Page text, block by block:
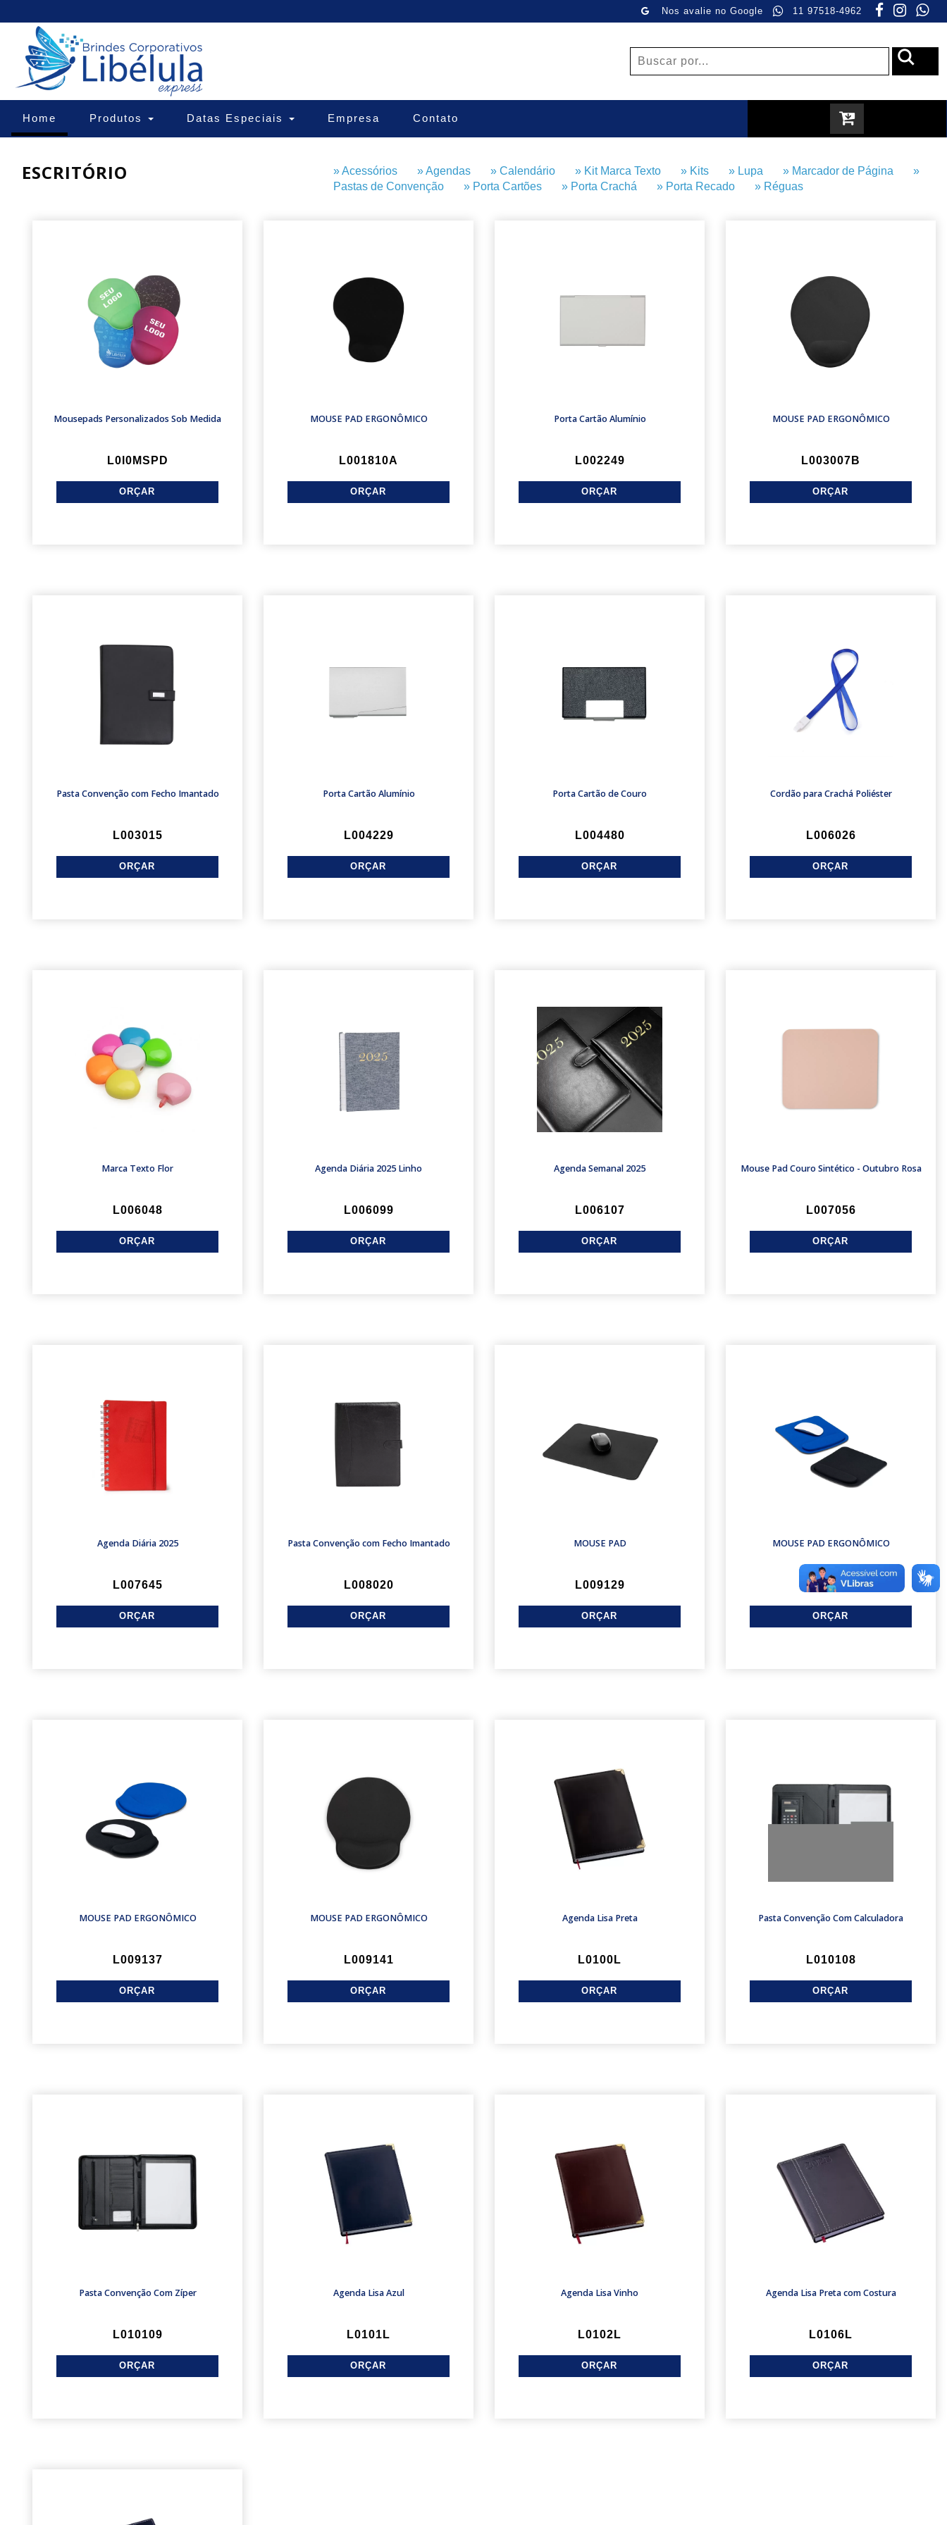
Nos avalie no Google 11 97518-4962
Home (current)Produtos Datas Especiais Empresa Contato
ESCRITÓRIO » Acessórios» Agendas» Calendário» Kit Marca Texto» Kits» Lupa» Marcador de Página»
Pastas de Convenção» Porta Cartões» Porta Crachá» Porta Recado» Réguas
Mousepads Personalizados Sob Medida
L0l0MSPD
MOUSE PAD ERGONÔMICO
L001810A
Porta Cartão Alumínio
L002249
MOUSE PAD ERGONÔMICO
L003007B
Pasta Convenção com Fecho Imantado
L003015
Porta Cartão Alumínio
L004229
Porta Cartão de Couro
L004480
Cordão para Crachá Poliéster
L006026
Marca Texto Flor
L006048
Agenda Diária 2025 Linho
L006099
Agenda Semanal 2025
L006107
Mouse Pad Couro Sintético - Outubro Rosa
L007056
Agenda Diária 2025
L007645
Pasta Convenção com Fecho Imantado
L008020
MOUSE PAD
L009129
MOUSE PAD ERGONÔMICO
L009136
MOUSE PAD ERGONÔMICO
L009137
MOUSE PAD ERGONÔMICO
L009141
Agenda Lisa Preta
L0100L
Pasta Convenção Com Calculadora
L010108
Pasta Convenção Com Zíper
L010109
Agenda Lisa Azul
L0101L
Agenda Lisa Vinho
L0102L
Agenda Lisa Preta com Costura
L0106L